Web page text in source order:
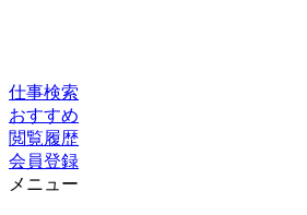
仕事検索
おすすめ
閲覧履歴
会員登録
メニュー